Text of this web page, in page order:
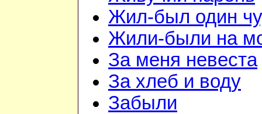
Жил-был один
Жили-были на
За меня невеста
За хлеб и воду
Забыли